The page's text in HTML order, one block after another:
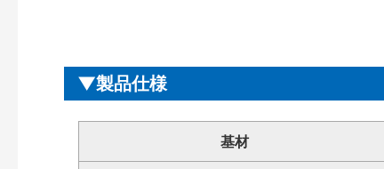
製品仕様
基材